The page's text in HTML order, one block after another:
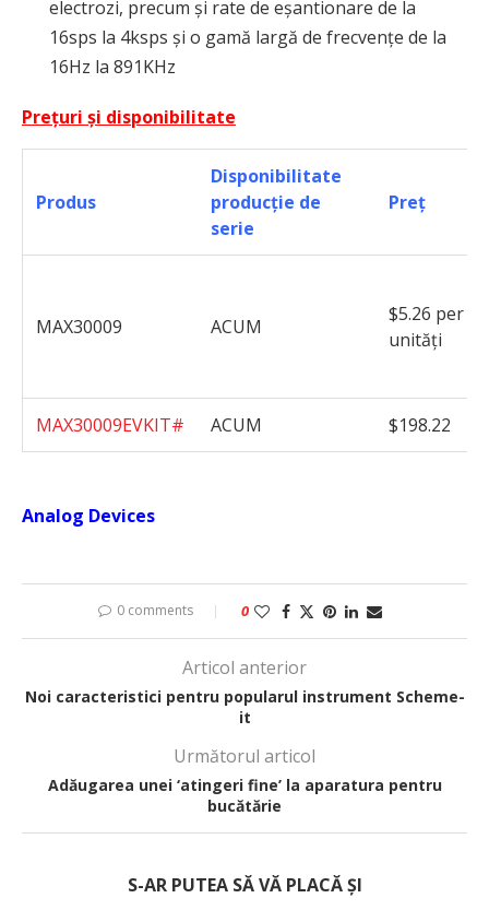
electrozi, precum și rate de eșantionare de la
16sps la 4ksps și o gamă largă de frecvențe de la
16Hz la 891KHz
Prețuri și disponibilitate
Produs
Disponibilitate
producție de
serie
Preț
MAX30009 ACUM
$5.26 per
unități
MAX30009EVKIT# ACUM $198.22
Analog Devices
0 comments 0
Articol anterior
Noi caracteristici pentru popularul instrument Scheme-
it
Următorul articol
Adăugarea unei ‘atingeri fine’ la aparatura pentru
bucătărie
S-AR PUTEA SĂ VĂ PLACĂ ȘI